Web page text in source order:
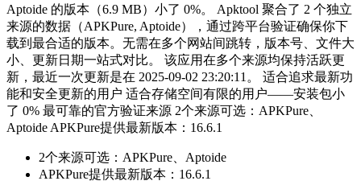
Aptoide 的版本（6.9 MB）小了 0%。 Apktool 聚合了 2 个独立
来源的数据（APKPure, Aptoide），通过跨平台验证确保你下
载到最合适的版本。无需在多个网站间跳转，版本号、文件大
小、更新日期一站式对比。 该应用在多个来源均保持活跃更
新，最近一次更新是在 2025-09-02 23:20:11。 适合追求最新功
能和安全更新的用户 适合存储空间有限的用户——安装包小
了 0% 最可靠的官方验证来源 2个来源可选：APKPure、
Aptoide APKPure提供最新版本：16.6.1
2个来源可选：APKPure、Aptoide
APKPure提供最新版本：16.6.1